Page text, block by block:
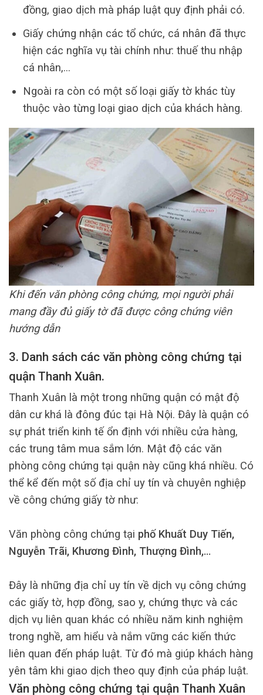
đồng, giao dịch mà pháp luật quy định phải có.
Giấy chứng nhận các tổ chức, cá nhân đã thực
hiện các nghĩa vụ tài chính như: thuế thu nhập
cá nhân,…
Ngoài ra còn có một số loại giấy tờ khác tùy
thuộc vào từng loại giao dịch của khách hàng.
Khi đến văn phòng công chứng, mọi người phải
mang đầy đủ giấy tờ đã được công chứng viên
hướng dẫn
3. Danh sách các văn phòng công chứng tại
quận Thanh Xuân.
Thanh Xuân là một trong những quận có mật độ
dân cư khá là đông đúc tại Hà Nội. Đây là quận có
sự phát triển kinh tế ổn định với nhiều cửa hàng,
các trung tâm mua sắm lớn. Mật độ các văn
phòng công chứng tại quận này cũng khá nhiều. Có
thể kể đến một số địa chỉ uy tín và chuyên nghiệp
về công chứng giấy tờ như:
Văn phòng công chứng tại phố Khuất Duy Tiến,
Nguyễn Trãi, Khương Đình, Thượng Đình,…
Đây là những địa chỉ uy tín về dịch vụ công chứng
các giấy tờ, hợp đồng, sao y, chứng thực và các
dịch vụ liên quan khác có nhiều năm kinh nghiệm
trong nghề, am hiểu và nắm vững các kiến thức
liên quan đến pháp luật. Từ đó mà giúp khách hàng
yên tâm khi giao dịch theo quy định của pháp luật.
Văn phòng công chứng tại quận Thanh Xuân